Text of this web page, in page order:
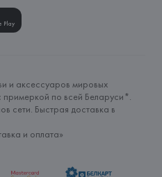
Play
и аксессуаров мировых
примеркой по всей Беларуси*.
сети. Быстрая доставка в
и оплата»